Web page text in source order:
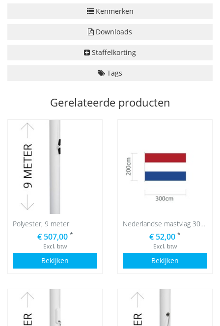
Kenmerken
Downloads
Staffelkorting
Tags
Gerelateerde producten
Polyester, 9 meter
€ 507,00 *
Excl. btw
Bekijken
Nederlandse mastvlag 300 x 200 cm
€ 52,00 *
Excl. btw
Bekijken